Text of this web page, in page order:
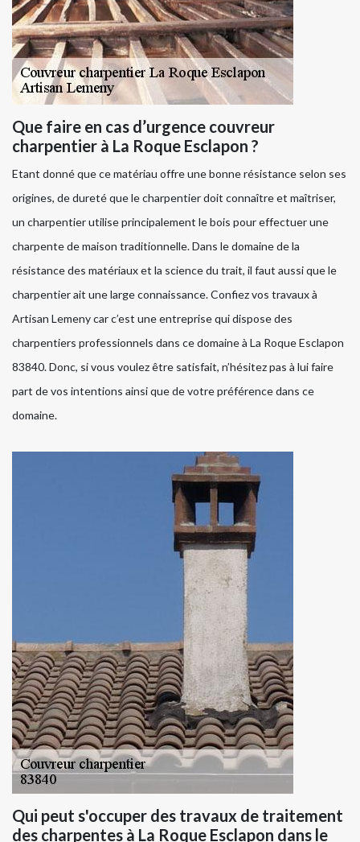
Que faire en cas d’urgence couvreur
charpentier à La Roque Esclapon ?
Etant donné que ce matériau offre une bonne résistance selon ses
origines, de dureté que le charpentier doit connaître et maîtriser,
un charpentier utilise principalement le bois pour effectuer une
charpente de maison traditionnelle. Dans le domaine de la
résistance des matériaux et la science du trait, il faut aussi que le
charpentier ait une large connaissance. Confiez vos travaux à
Artisan Lemeny car c’est une entreprise qui dispose des
charpentiers professionnels dans ce domaine à La Roque Esclapon
83840. Donc, si vous voulez être satisfait, n’hésitez pas à lui faire
part de vos intentions ainsi que de votre préférence dans ce
domaine.
Qui peut s'occuper des travaux de traitement
des charpentes à La Roque Esclapon dans le